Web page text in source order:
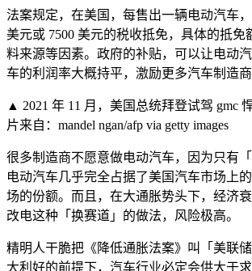
法案规定，在美国，每售出一辆电动汽车
美元或 7500 美元的税收抵免，具体的抵免
料来源等因素。政府的补贴，可以让电动
车的利润率大概持平，激励更多汽车制造商
▲ 2021 年 11 月，美国总统拜登试驾 gmc
片来自：mandel ngan/afp via getty images
很多制造商不愿意做电动汽车，因为只有「
电动汽车几乎完全占据了美国汽车市场上
场的份额。而且，在大通胀势头下，经济
改电这种「换赛道」的做法，风险极高。
精明人干脆把《降低通胀法案》叫「美联
大利好的前提下，汽车行业必定会供大于